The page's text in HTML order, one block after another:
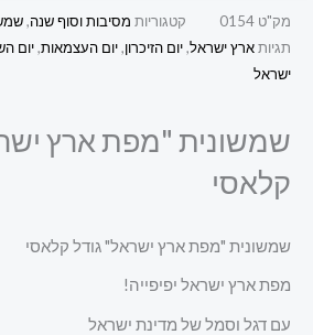
מק"ט 0154 קטגוריות מסיבות וסוף שנה,
תגיותארץ ישראל,יום הזיכרון,יום העצמאות,יום
ישראל
שמשונית "מפת ארץ
קלאסי
שמשונית "מפת ארץ ישראל" גודל קלאסי
מפת ארץ ישראל יפיפייה!
עם דגל וסמל של מדינת ישראל